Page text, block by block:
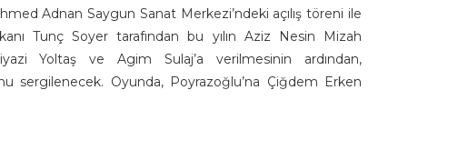
Adnan Saygun Sanat Merkezi’ndeki açılış töreni ile
Tunç Soyer tarafından bu yılın Aziz Nesin Mizah
Yoltaş ve Agim Sulaj’a verilmesinin ardından,
sergilenecek. Oyunda, Poyrazoğlu’na Çiğdem Erken